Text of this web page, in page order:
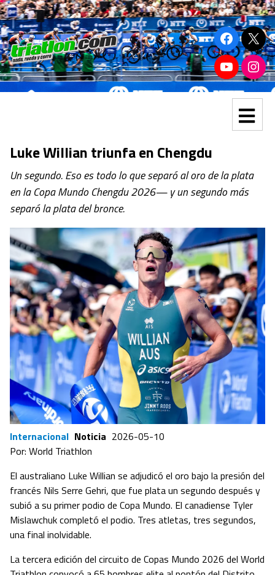
Luke Willian triunfa en Chengdu
Un segundo. Eso es todo lo que separó al oro de la plata
en la Copa Mundo Chengdu 2026— y un segundo más
separó la plata del bronce.
Internacional Noticia 2026-05-10
Por: World Triathlon
El australiano Luke Willian se adjudicó el oro bajo la presión del
francés Nils Serre Gehri, que fue plata un segundo después y
subió a su primer podio de Copa Mundo. El canadiense Tyler
Mislawchuk completó el podio. Tres atletas, tres segundos,
una final inolvidable.
La tercera edición del circuito de Copas Mundo 2026 del World